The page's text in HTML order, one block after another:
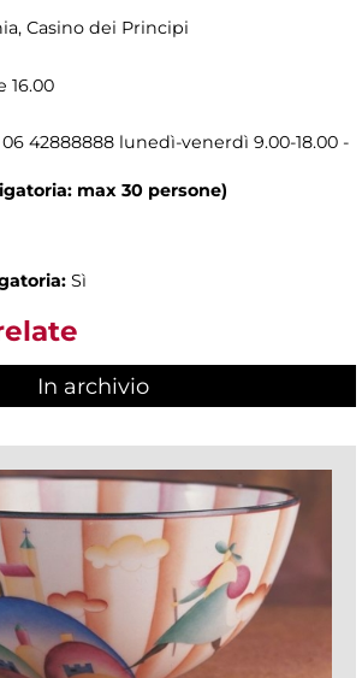
, Casino dei Principi
16.00
42888888 lunedì-venerdì 9.00-18.00 -
max 30 persone)
Sì
In archivio